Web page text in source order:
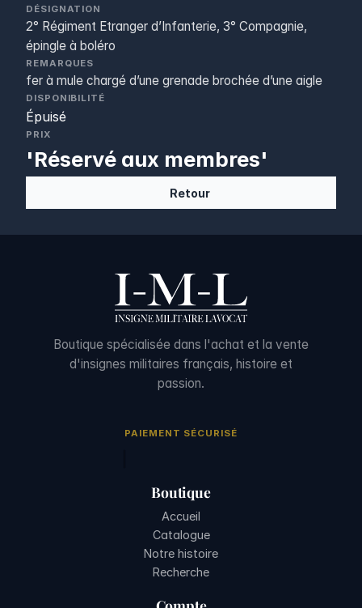
DÉSIGNATION
2° Régiment Etranger d’Infanterie, 3° Compagnie,
épingle à boléro
REMARQUES
fer à mule chargé d’une grenade brochée d’une aigle
DISPONIBILITÉ
Épuisé
PRIX
'Réservé aux membres'
Retour
Boutique spécialisée dans l'achat et la vente
d'insignes militaires français, histoire et
passion.
PAIEMENT SÉCURISÉ
Boutique
Accueil
Catalogue
Notre histoire
Recherche